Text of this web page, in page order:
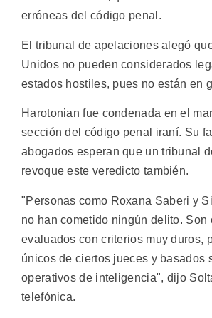
erróneas del código penal.
El tribunal de apelaciones alegó
Unidos no pueden considerados
estados hostiles, pues no están en
Harotonian fue condenada en el
sección del código penal iraní. Su
abogados esperan que un tribunal
revoque este veredicto también.
"Personas como Roxana Saberi y
no han cometido ningún delito. Son
evaluados con criterios muy duros,
únicos de ciertos jueces y basados
operativos de inteligencia", dijo
telefónica.